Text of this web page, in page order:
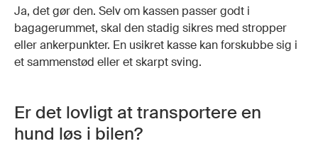
Ja, det gør den. Selv om kassen passer godt i
bagagerummet, skal den stadig sikres med stropper
eller ankerpunkter. En usikret kasse kan forskubbe sig i
et sammenstød eller et skarpt sving.
Er det lovligt at transportere en
hund løs i bilen?